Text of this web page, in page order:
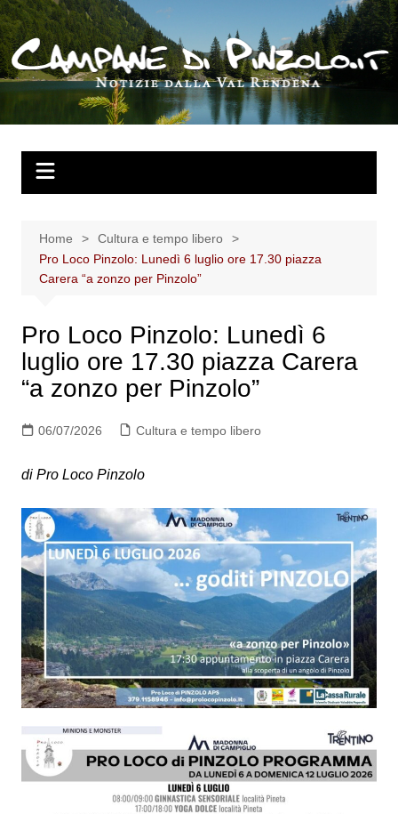
Salta
al
contenuto
Home
Cultura e tempo libero
Pro Loco Pinzolo: Lunedì 6 luglio ore 17.30 piazza
Carera “a zonzo per Pinzolo”
Pro Loco Pinzolo: Lunedì 6
luglio ore 17.30 piazza Carera
“a zonzo per Pinzolo”
06/07/2026 Cultura e tempo libero
di Pro Loco Pinzolo